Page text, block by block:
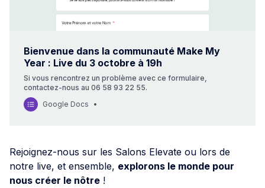
Bienvenue dans la communauté Make My
Year : Live du 3 octobre à 19h
Si vous rencontrez un problème avec ce formulaire,
contactez-nous au 06 58 93 22 55.
Google Docs
Rejoignez-nous sur les Salons Elevate ou lors de
notre live, et ensemble, explorons le monde pour
nous créer le nôtre !